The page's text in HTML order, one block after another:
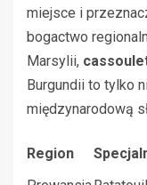
miejsce i
bogactwo
Marsylii,
Burgundii to tylko
międzynarodową
Region